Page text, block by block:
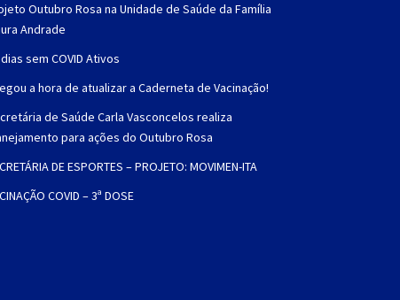
Outubro Rosa na Unidade de Saúde da Família
Andrade
sem COVID Ativos
a hora de atualizar a Caderneta de Vacinação!
de Saúde Carla Vasconcelos realiza
para ações do Outubro Rosa
DE ESPORTES – PROJETO: MOVIMEN-ITA
COVID – 3ª DOSE